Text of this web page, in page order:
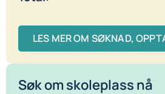
Søk om skoleplass nå
LES MER OM SØKNAD,